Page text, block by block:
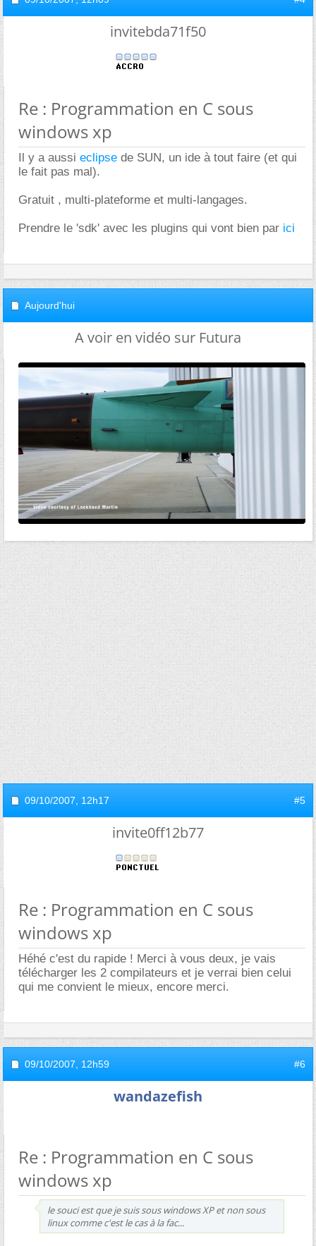
invitebda71f50
Re : Programmation en C sous
windows xp
Il y a aussi eclipse de SUN, un ide à tout faire (et qui
le fait pas mal).
Gratuit , multi-plateforme et multi-langages.
Prendre le 'sdk' avec les plugins qui vont bien par ici
Aujourd'hui
A voir en vidéo sur Futura
09/10/2007, 12h17 #5
invite0ff12b77
Re : Programmation en C sous
windows xp
Héhé c'est du rapide ! Merci à vous deux, je vais
télécharger les 2 compilateurs et je verrai bien celui
qui me convient le mieux, encore merci.
09/10/2007, 12h59 #6
wandazefish
Re : Programmation en C sous
windows xp
le souci est que je suis sous windows XP et non sous
linux comme c'est le cas à la fac...